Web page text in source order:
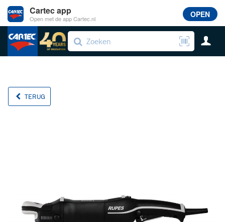
TERUG
Cartec app
Open met de app Cartec.nl OPEN